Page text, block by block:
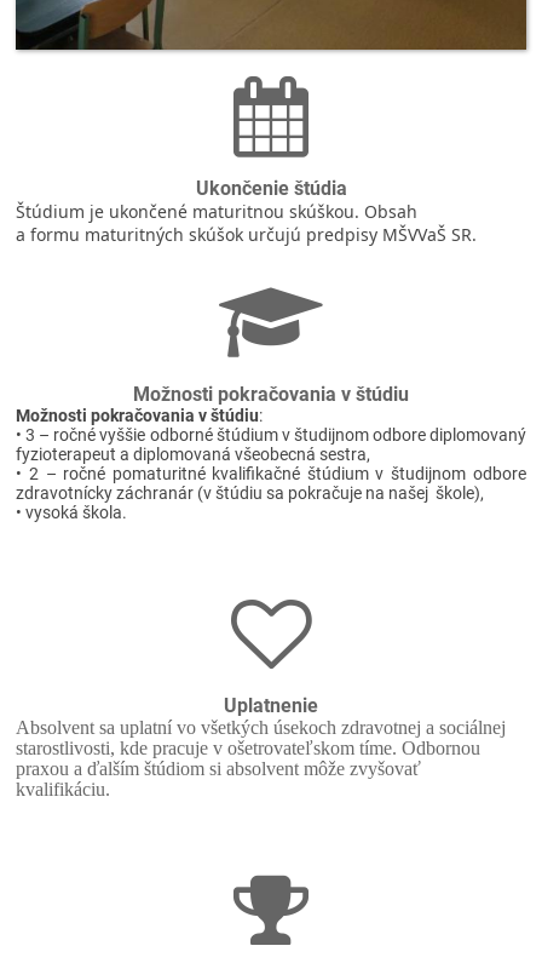
Ukončenie štúdia
Štúdium je ukončené maturitnou skúškou. Obsah
a formu maturitných skúšok určujú predpisy MŠVVaŠ SR.
Možnosti pokračovania v štúdiu
Možnosti pokračovania v štúdiu:
• 3 – ročné vyššie odborné štúdium v študijnom odbore diplomovaný
fyzioterapeut a diplomovaná všeobecná sestra,
• 2 – ročné pomaturitné kvalifikačné štúdium v študijnom odbore
zdravotnícky záchranár (v štúdiu sa pokračuje na našej škole),
• vysoká škola.
Uplatnenie
Absolvent sa uplatní vo všetkých úsekoch zdravotnej a sociálnej
starostlivosti, kde pracuje v ošetrovateľskom tíme. Odbornou
praxou a ďalším štúdiom si absolvent môže zvyšovať
kvalifikáciu.